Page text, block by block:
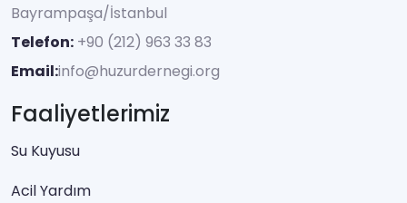
Bayrampaşa/İstanbul
Telefon: +90 (212) 963 33 83
Email:info@huzurdernegi.org
Faaliyetlerimiz
Su Kuyusu
Acil Yardım